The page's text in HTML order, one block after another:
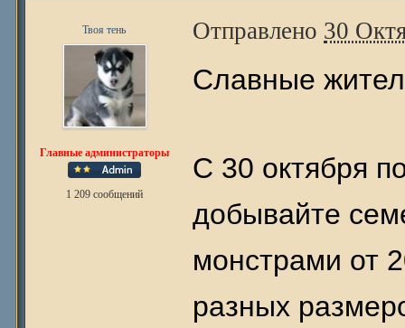
Твоя тень
Главные администраторы
1 209 сообщений
Отправлено 30
Славные
С 30 октября
добывайте
монстрами от
разных